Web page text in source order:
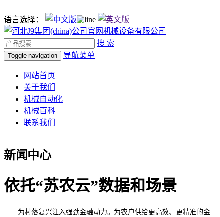
语言选择：
搜 索
Toggle navigation 导航菜单
网站首页
关于我们
机械自动化
机械百科
联系我们
新闻中心
依托“苏农云”数据和场景
为村落复兴注入强劲金融动力。为农户供给更高效、更精准的金